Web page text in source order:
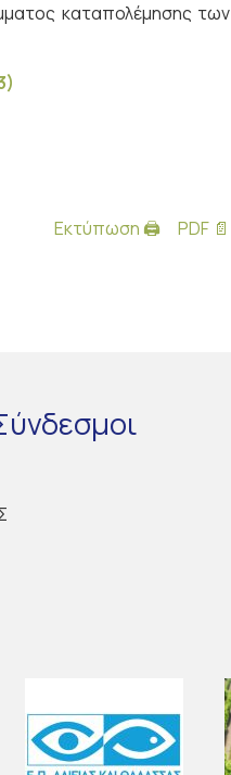
καταπολέμησης των
Εκτύπωση 🖨 PDF 📄